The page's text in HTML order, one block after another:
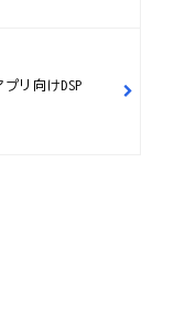
リ向けDSP